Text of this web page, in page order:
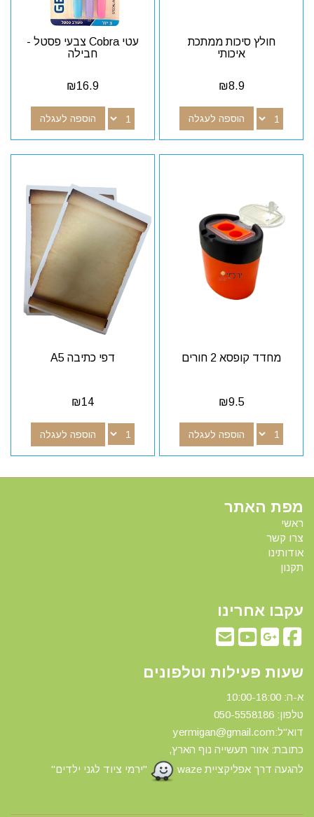
חולץ סיכות ממתכת
איכותי
₪8.9
הוספה לעגלה
עטי Cobra צבעי פסטל -
חבילה
₪16.9
הוספה לעגלה
מחדד קופסא 2 חורים
₪9.5
הוספה לעגלה
דפי כתיבה A5
₪14
הוספה לעגלה
מפת האתר
ראשי
צרו קשר
אודותינו
תקנון
עקבו אחרינו
שעות פעילות וטלפונים
א-ה: 10:00-18:00
טלפון: 0 50-5558186
דוא"ל:yermigan@gmail.com
כתובת: אזור תעשייה נוף הארץ,
להגעה דרך אפליקציית waze
"ירמי ציוד לגני ילדים"